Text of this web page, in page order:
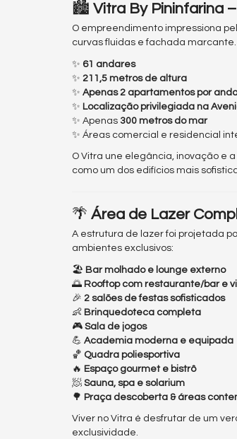
🏙 Vitra By Pininfarina
O empreendimento impressiona
curvas fluidas e fachada
✨ 61 andares
✨ 211,5 metros de altura
✨ Apenas 2 apartamentos por
✨ Localização privilegiada na
✨ Apenas 300 metros do mar
✨ Áreas comercial e residencial
O Vitra une elegância, inovação e
como um dos edifícios mais
🌴 Área de Lazer
A estrutura de lazer foi projetada
ambientes exclusivos:
🏖 Bar molhado e lounge externo
🌅 Rooftop com restaurante/bar e
🎉 2 salões de festas sofisticados
👶 Brinquedoteca completa
🎮 Sala de jogos
💪 Academia moderna e equipada
🏀 Quadra poliesportiva
🔥 Espaço gourmet e bistrô
🧖 Sauna, spa e solarium
🌳 Praça descoberta & áreas
Viver no Vitra é desfrutar de um
exclusividade.